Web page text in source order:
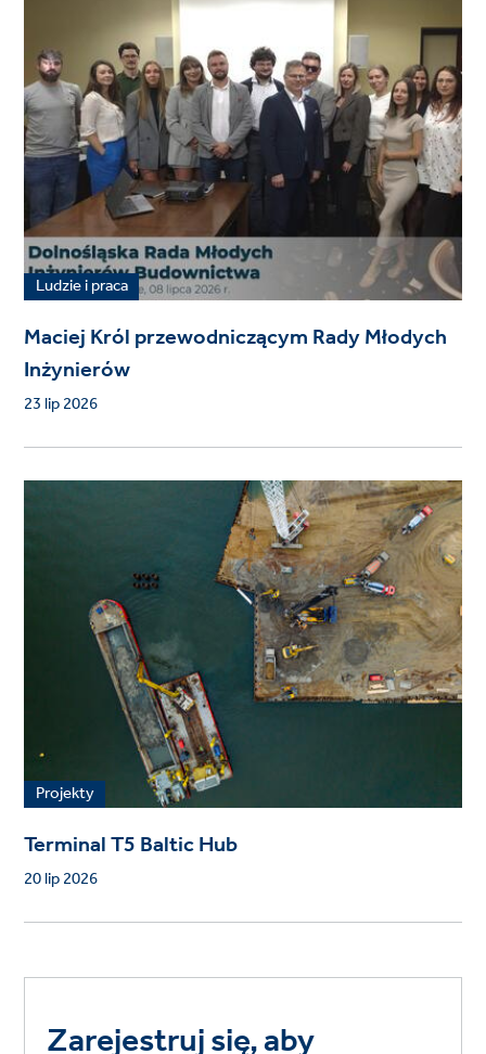
Ludzie i praca
Maciej Król przewodniczącym Rady Młodych
Inżynierów
23 lip 2026
Projekty
Terminal T5 Baltic Hub
20 lip 2026